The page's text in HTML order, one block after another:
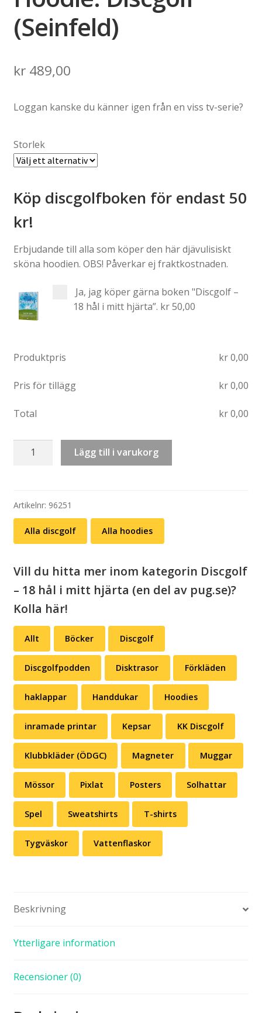
(Seinfeld)
kr489,00
Loggan kanske du känner igen från en viss tv-serie?
Storlek
Köp discgolfboken för endast 50
kr!
Erbjudande till alla som köper den här djävulisiskt
sköna hoodien. OBS! Påverkar ej fraktkostnaden.
Ja, jag köper gärna boken "Discgolf –
18 hål i mitt hjärta”. kr 50,00
Produktpris kr0,00
Pris för tillägg kr0,00
Total kr0,00
Hoodie:
Lägg till i varukorg
Artikelnr: 96251
Alla discgolf Alla hoodies
Vill du hitta mer inom kategorin Discgolf
– 18 hål i mitt hjärta (en del av pug.se)?
Kolla här!
Allt Böcker Discgolf
Discgolfpodden Disktrasor Förkläden
haklappar Handdukar Hoodies
inramade printar Kepsar KK Discgolf
Klubbkläder (ÖDGC) Magneter Muggar
Mössor Pixlat Posters Solhattar
Spel Sweatshirts T-shirts
Tygväskor Vattenflaskor
Beskrivning
Ytterligare information
Recensioner (0)